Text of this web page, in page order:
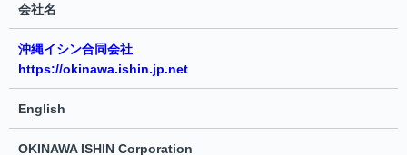
会社名
沖縄イシン合同会社
https://okinawa.ishin.jp.net
English
OKINAWA ISHIN Corporation